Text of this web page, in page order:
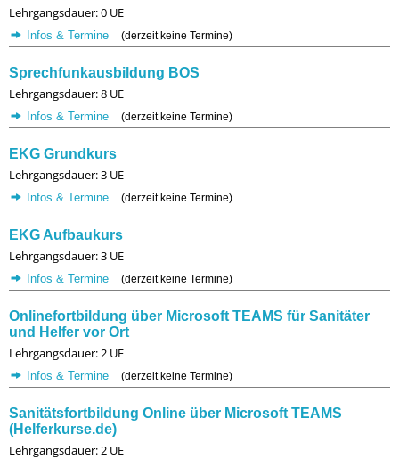
Lehrgangsdauer: 0 UE
Infos & Termine (derzeit keine Termine)
Sprechfunkausbildung BOS
Lehrgangsdauer: 8 UE
Infos & Termine (derzeit keine Termine)
EKG Grundkurs
Lehrgangsdauer: 3 UE
Infos & Termine (derzeit keine Termine)
EKG Aufbaukurs
Lehrgangsdauer: 3 UE
Infos & Termine (derzeit keine Termine)
Onlinefortbildung über Microsoft TEAMS für Sanitäter
und Helfer vor Ort
Lehrgangsdauer: 2 UE
Infos & Termine (derzeit keine Termine)
Sanitätsfortbildung Online über Microsoft TEAMS
(Helferkurse.de)
Lehrgangsdauer: 2 UE